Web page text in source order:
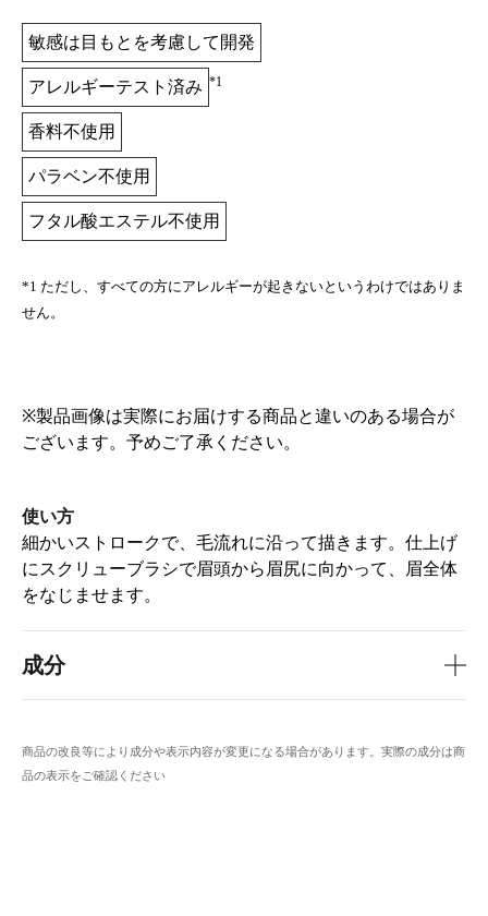
成分
商品の改良等により成分や表示内容が変更になる場合があります。実際の成分は商
品の表示をご確認ください
敏感は目もとを考慮して開発
アレルギーテスト済み *1
香料不使用
パラベン不使用
フタル酸エステル不使用
*1 ただし、すべての方にアレルギーが起きないというわけではありま
せん。
※製品画像は実際にお届けする商品と違いのある場合が
ございます。予めご了承ください。
使い方
細かいストロークで、毛流れに沿って描きます。​仕上げ
にスクリューブラシで眉頭から眉尻に向かって、眉全体
をなじませます。